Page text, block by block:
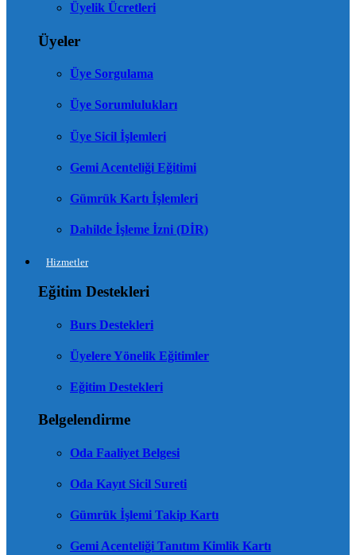
Üyelik Ücretleri
Üyeler
Üye Sorgulama
Üye Sorumlulukları
Üye Sicil İşlemleri
Gemi Acenteliği Eğitimi
Gümrük Kartı İşlemleri
Dahilde İşleme İzni (DİR)
Hizmetler
Eğitim Destekleri
Burs Destekleri
Üyelere Yönelik Eğitimler
Eğitim Destekleri
Belgelendirme
Oda Faaliyet Belgesi
Oda Kayıt Sicil Sureti
Gümrük İşlemi Takip Kartı
Gemi Acenteliği Tanıtım Kimlik Kartı